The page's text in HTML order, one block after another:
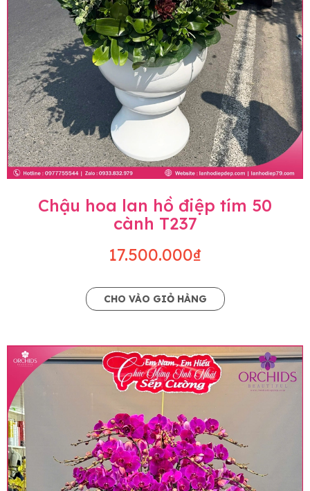
Chậu hoa lan hồ điệp tím 50
cành T237
17.500.000₫
CHO VÀO GIỎ HÀNG